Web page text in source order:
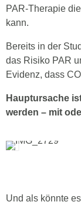
PAR-Therapie
kann.
Bereits in der
das Risiko PAR
Evidenz, dass
Hauptursache
werden – mit
Und als könnte